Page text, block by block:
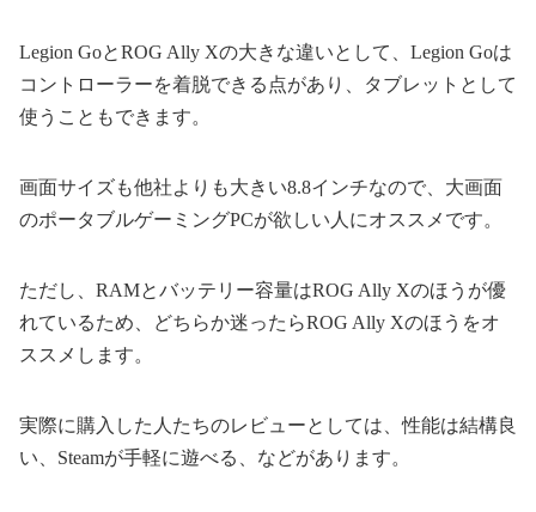
Legion GoとROG Ally Xの大きな違いとして、Legion Goは
コントローラーを着脱できる点があり、タブレットとして
使うこともできます。
画面サイズも他社よりも大きい8.8インチなので、大画面
のポータブルゲーミングPCが欲しい人にオススメです。
ただし、RAMとバッテリー容量はROG Ally Xのほうが優
れているため、どちらか迷ったらROG Ally Xのほうをオ
ススメします。
実際に購入した人たちのレビューとしては、性能は結構良
い、Steamが手軽に遊べる、などがあります。